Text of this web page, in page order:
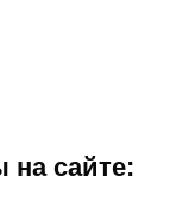
на сайте: